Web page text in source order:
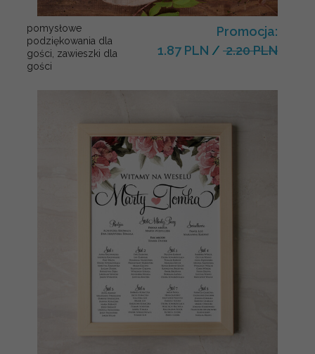
pomysłowe
podziękowania dla
gości, zawieszki dla
gości
Promocja:
1.87 PLN / 2.20 PLN